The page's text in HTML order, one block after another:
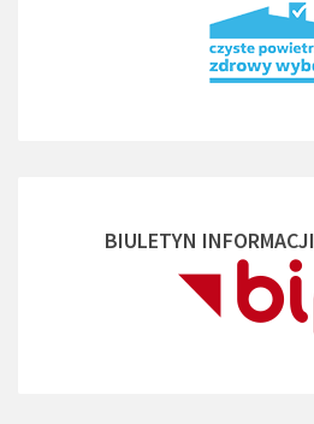
BIULETYN